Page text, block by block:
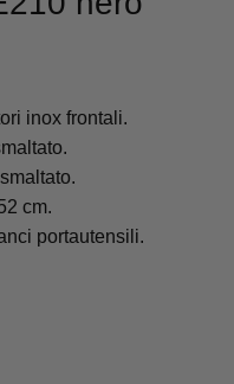
inox frontali.
cm.
portautensili.